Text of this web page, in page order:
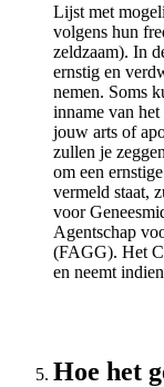
Lijst met
volgens hun
zeldzaam). In
ernstig en
nemen. Soms
inname van
jouw arts of
zullen je
om een
vermeld staat,
voor
Agentschap
(FAGG). Het
en neemt
Hoe het